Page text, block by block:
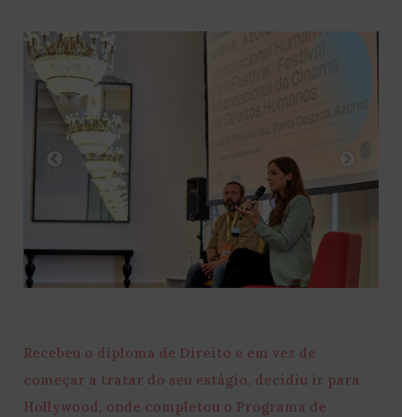
Recebeu o diploma de Direito e em vez de
começar a tratar do seu estágio, decidiu ir para
Hollywood, onde completou o Programa de